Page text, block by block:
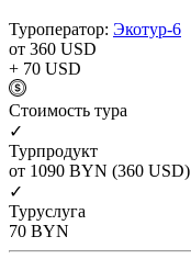
Туроператор: Экотур-6
от 360 USD
+ 70 USD
Cтоимость тура
✓
Турпродукт
от 1090 BYN (360 USD)
✓
Туруслуга
70 BYN